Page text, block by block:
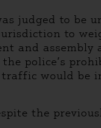
judged to be
to
and
police’s
would be
the